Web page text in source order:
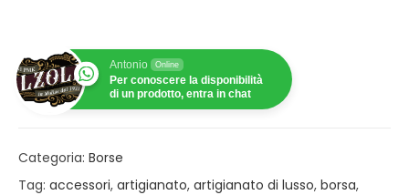
Antonio Online
Per conoscere la disponibilità
di un prodotto, entra in chat
Categoria: Borse
Tag: accessori, artigianato, artigianato di lusso, borsa,